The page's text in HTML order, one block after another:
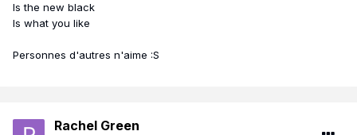
Is the new black
Is what you like
Personnes d'autres n'aime :S
Rachel Green